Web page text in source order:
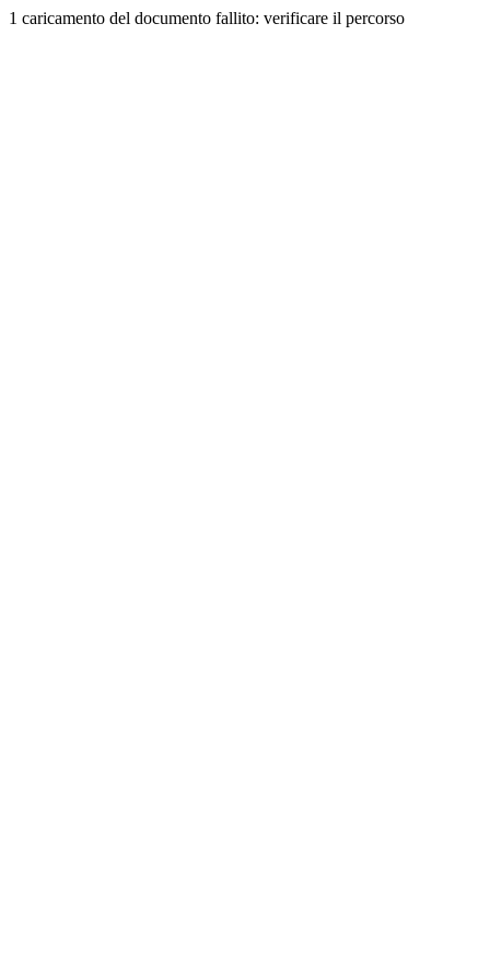
1 caricamento del documento fallito: verificare il percorso